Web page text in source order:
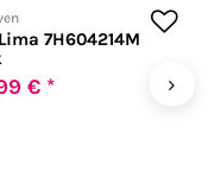
7H604214M
€ * ›